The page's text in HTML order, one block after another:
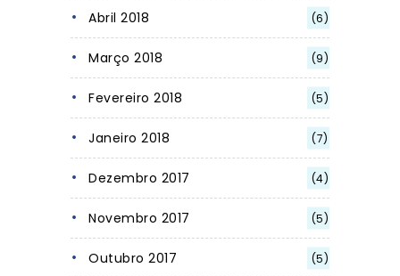
Abril 2018 (6)
Março 2018 (9)
Fevereiro 2018 (5)
Janeiro 2018 (7)
Dezembro 2017 (4)
Novembro 2017 (5)
Outubro 2017 (5)